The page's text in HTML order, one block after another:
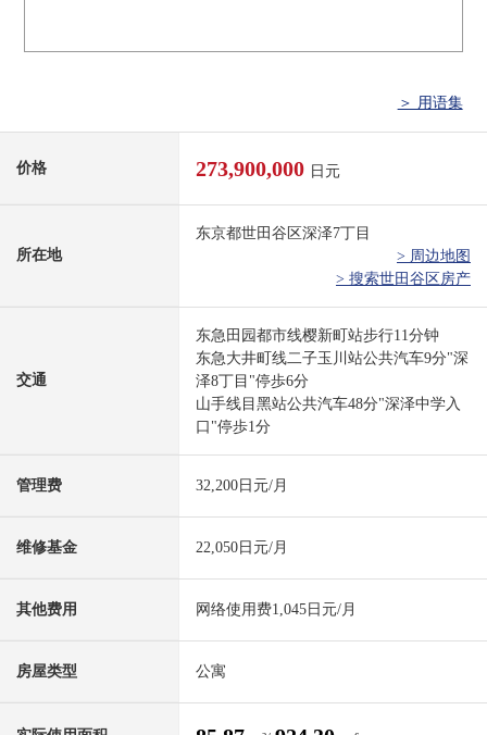
＞ 用语集
价格 273,900,000 日元
所在地
东京都世田谷区深泽7丁目
> 周边地图
> 搜索世田谷区房产
交通
东急田园都市线樱新町站步行11分钟
东急大井町线二子玉川站公共汽车9分"深
泽8丁目"停歩6分
山手线目黑站公共汽车48分"深泽中学入
口"停歩1分
管理费 32,200日元/月
维修基金 22,050日元/月
其他费用 网络使用费1,045日元/月
房屋类型 公寓